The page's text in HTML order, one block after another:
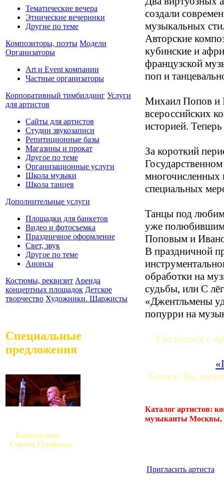
Тематические вечера
Этнические вечеринки
Другие по теме
Композиторы, поэты Модели
Организаторы
Art и Event компании
Частные организаторы
Корпоративный тимбилдинг Услуги
для артистов
Сайты для артистов
Студии звукозаписи
Репитиционные базы
Магазины и прокат
Другое по теме
Организационные услуги
Школа музыки
Школа танцев
Дополнительные услуги
Площадки для банкетов
Видео и фотосъемка
Праздничное оформление
Свет, звук
Другое по теме
Анонсы
Костюмы, реквизит Аренда
концертных площадок Детское
творчество Художники. Шаржисты
Специальные
предложения
Бармен-шоу
Сергея Грибкова
создали
музыкальных
Авторские
кубинские и
французской
поп и
Михаил Попов и
всероссийских
историей.
За короткий
многочисленных
специальных
Танцы под
уже
Поповым и
В праздничной
обработки на
судьбы, или С
«Джентльмены
попурри на
Связаться с
Также, Вы
Каталог артистов:
музыканты Москвы,
Пригласить артиста